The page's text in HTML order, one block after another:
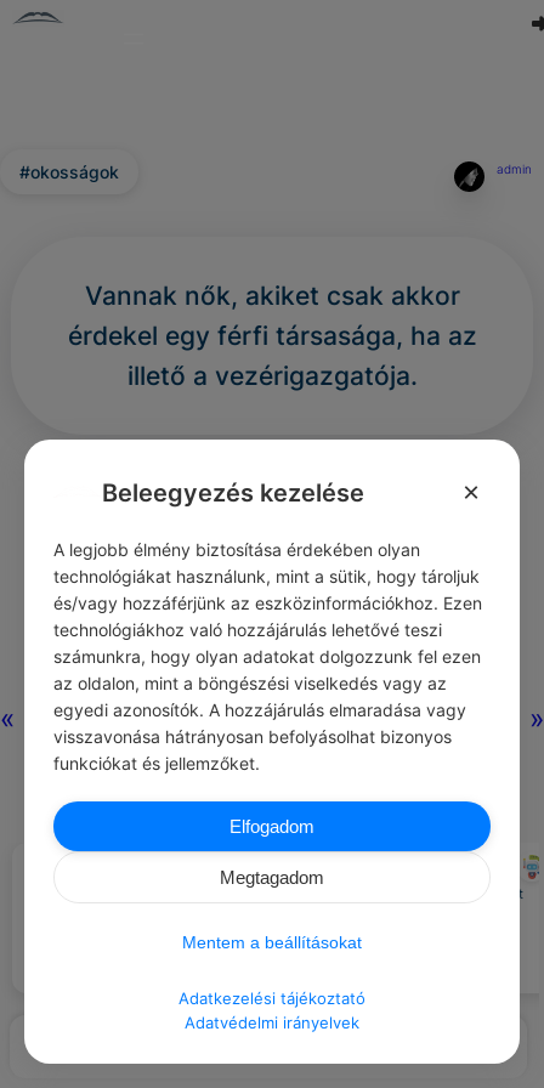
« »
#okosságok admin
Vannak nők, akiket csak akkor
érdekel egy férfi társasága, ha az
illető a vezérigazgatója.
#JÓ TUDNI
Minden embernek joga van a
minden helyzetben.
CHATGPT
A világ hideg és érzéketlen, mert
Beleegyezés kezelése ×
A legjobb élmény biztosítása érdekében olyan
technológiákat használunk, mint a sütik, hogy tároljuk
és/vagy hozzáférjünk az eszközinformációkhoz. Ezen
technológiákhoz való hozzájárulás lehetővé teszi
számunkra, hogy olyan adatokat dolgozzunk fel ezen
az oldalon, mint a böngészési viselkedés vagy az
egyedi azonosítók. A hozzájárulás elmaradása vagy
visszavonása hátrányosan befolyásolhat bizonyos
funkciókat és jellemzőket.
Elfogadom
Megtagadom
Mentem a beállításokat
Adatkezelési tájékoztató
Adatvédelmi irányelvek